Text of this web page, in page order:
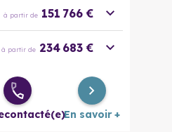
à partir de 151 766 €
à partir de 234 683 €
En savoir +